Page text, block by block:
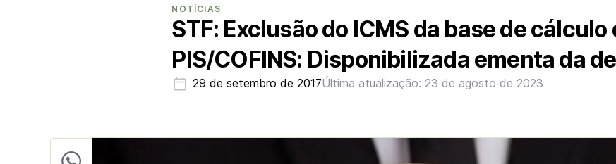
NOTÍCIAS
STF: Exclusão do ICMS da base de cálculo
PIS/COFINS: Disponibilizada ementa da
29 de setembro de 2017Última atualização: 23 de agosto de 2023